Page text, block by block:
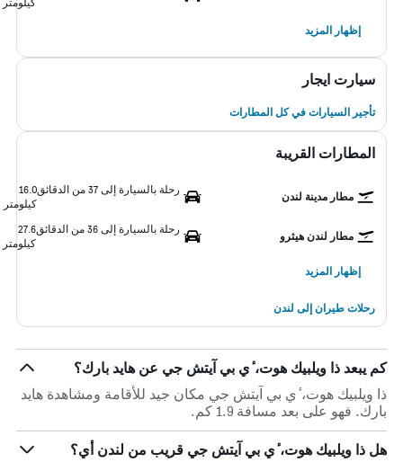
إظهار المزيد
سيارت ايجار
تأجير السيارات في كل المطارات
المطارات القريبة
مطار مدينة لندن
رحلة بالسيارة إلى 37 من الدقائق
16.0
كيلومتر
مطار لندن هيثرو
رحلة بالسيارة إلى 36 من الدقائق
27.6
كيلومتر
إظهار المزيد
رحلات طيران إلى لندن
كم يبعد ذا ويلبيك هوت، ٔي بي آيتش جي عن هايد بارك؟
ذا ويلبيك هوت، ٔي بي آيتش جي مكان جيد للأقامة ومشاهدة هايد
بارك. فهو على بعد مسافة 1.9 كم.
هل ذا ويلبيك هوت، ٔي بي آيتش جي قريب من لندن أي؟